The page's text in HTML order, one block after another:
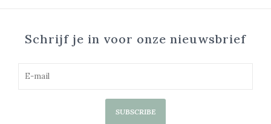
Schrijf je in voor onze nieuwsbrief
SUBSCRIBE